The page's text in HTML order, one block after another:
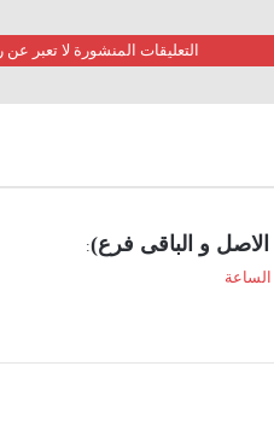
التعليقات المنشورة لا تعبر
الاصل و الباقی فرع):